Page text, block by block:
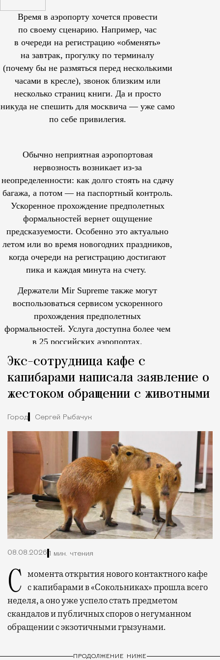
Время в аэропорту хочется провести
по своему сценарию. Например, час
в очереди на регистрацию «обменять»
на завтрак, прогулку по терминалу
(почему бы не размяться перед несколькими
часами в кресле), звонок близким или
несколько страниц книги. Да и просто
никуда не спешить для москвича — уже само
по себе привилегия.
Обычно неприятная аэропортовая
нервозность возникает из-за
неопределенности: как долго стоять на сдачу
багажа, а потом — на паспортный контроль.
Ускоренное прохождение предполетных
формальностей вернет ощущение
предсказуемости. Особенно это актуально
летом или во время новогодних праздников,
когда очереди на регистрацию достигают
пика и каждая минута на счету.
Держатели Mir Supreme также могут
воспользоваться сервисом ускоренного
прохождения предполетных
формальностей. Услуга доступна более чем
в 25 российских аэропортах.
Экс-сотрудница кафе с
капибарами написала заявление о
жестоком обращении с животными
Город Сергей Рыбачук
08.08.2026 1 мин. чтения
С момента открытия нового контактного кафе с капибарами в «Сокольниках» прошла всего
неделя, а оно уже успело стать предметом
скандалов и публичных споров о негуманном
обращении с экзотичными грызунами.
ПРОДОЛЖЕНИЕ НИЖЕ